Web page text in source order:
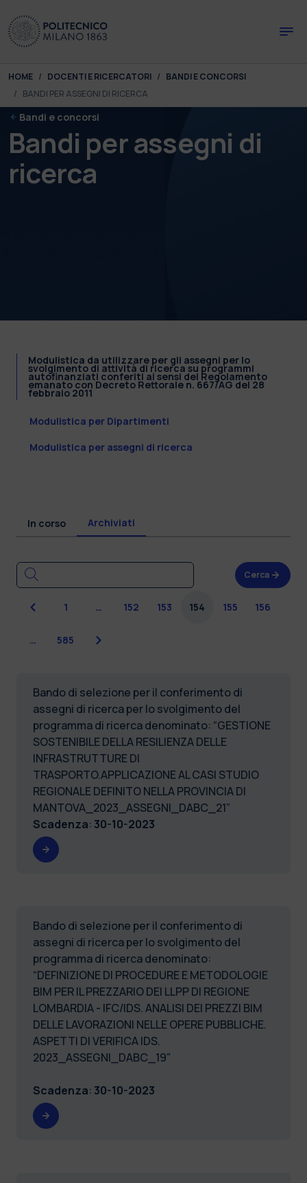
You are here:
HOME DOCENTI E RICERCATORI
BANDI E CONCORSI
BANDI PER ASSEGNI DI RICERCA
Bandi e concorsi
Bandi per assegni di
ricerca
Modulistica da utilizzare per gli assegni per lo
svolgimento di attività di ricerca su programmi
autofinanziati conferiti ai sensi del Regolamento
emanato con Decreto Rettorale n. 667/AG del 28
febbraio 2011
Modulistica per Dipartimenti
Modulistica per assegni di ricerca
In corso Archiviati
Cerca
Precedente
1 … 152 153 154 155 156
… 585 Successiva
Bando di selezione per il conferimento di
assegni di ricerca per lo svolgimento del
programma di ricerca denominato: “GESTIONE
SOSTENIBILE DELLA RESILIENZA DELLE
INFRASTRUTTURE DI
TRASPORTO.APPLICAZIONE AL CASI STUDIO
REGIONALE DEFINITO NELLA PROVINCIA DI
MANTOVA_2023_ASSEGNI_DABC_21”
Scadenza: 30-10-2023
Bando di selezione per il conferimento di
assegni di ricerca per lo svolgimento del
programma di ricerca denominato:
“DEFINIZIONE DI PROCEDURE E METODOLOGIE
BIM PER IL PREZZARIO DEI LLPP DI REGIONE
LOMBARDIA - IFC/IDS. ANALISI DEI PREZZI BIM
DELLE LAVORAZIONI NELLE OPERE PUBBLICHE.
ASPETTI DI VERIFICA IDS.
2023_ASSEGNI_DABC_19”
Scadenza: 30-10-2023